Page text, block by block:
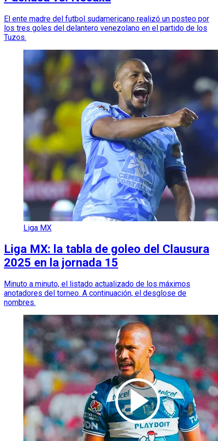
El ente madre del futbol sudamericano realizó un posteo por
los tres goles del delantero venezolano en el partido de los
Tuzos.
Liga MX
Liga MX: la tabla de goleo del Clausura
2025 en la jornada 15
Minuto a minuto, el listado actualizado de los máximos
anotadores del torneo. A continuación, el desglose de
nombres.